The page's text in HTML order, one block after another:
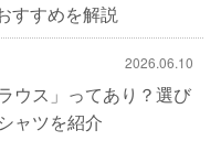
すすめを解説
2026.06.10
ウス」ってあり？選び
ャツを紹介